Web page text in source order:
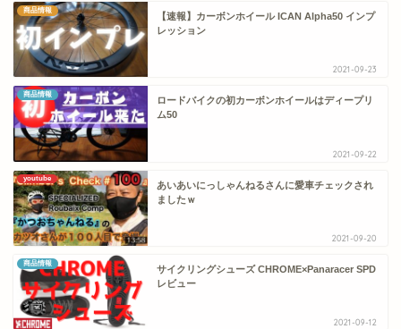
商品情報
【速報】カーボンホイール ICAN Alpha50 インプ
レッション
2021-09-23
商品情報
ロードバイクの初カーボンホイールはディープリ
ム50
2021-09-22
youtube
あいあいにっしゃんねるさんに愛車チェックされ
ましたｗ
2021-09-20
商品情報
サイクリングシューズ CHROME×Panaracer SPD
レビュー
2021-09-12